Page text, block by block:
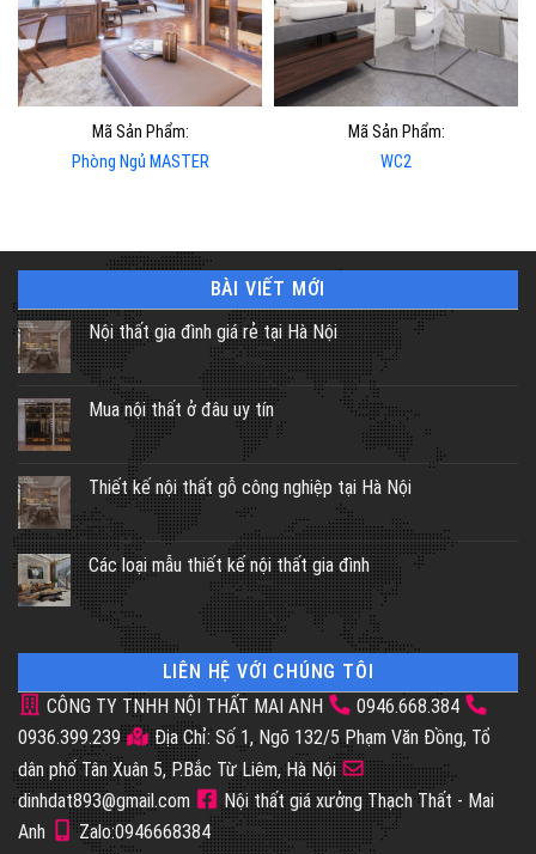
Mã Sản Phẩm:
Phòng Ngủ MASTER
Mã Sản Phẩm:
WC2
BÀI VIẾT MỚI
Nội thất gia đình giá rẻ tại Hà Nội
Mua nội thất ở đâu uy tín
Thiết kế nội thất gỗ công nghiệp tại Hà Nội
Các loại mẫu thiết kế nội thất gia đình
LIÊN HỆ VỚI CHÚNG TÔI
CÔNG TY TNHH NỘI THẤT MAI ANH
0946.668.384
0936.399.239
Địa Chỉ: Số 1, Ngõ 132/5 Phạm Văn Đồng, Tổ
dân phố Tân Xuân 5, P.Bắc Từ Liêm, Hà Nội
dinhdat893@gmail.com
Nội thất giá xưởng Thạch Thất - Mai
Anh
Zalo:0946668384